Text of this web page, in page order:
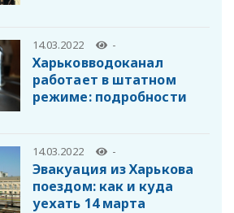
14.03.2022 -
Харьковводоканал
работает в штатном
режиме: подробности
14.03.2022 -
Эвакуация из Харькова
поездом: как и куда
уехать 14 марта